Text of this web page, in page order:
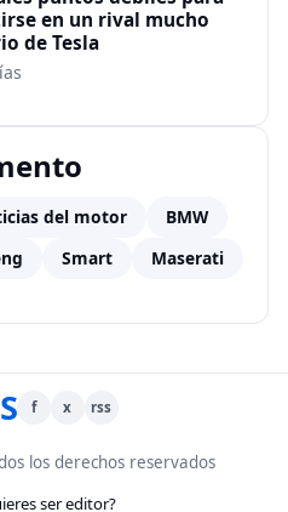
en un rival mucho
de Tesla
del motor
BMW
Smart Maserati
f x rss
los derechos reservados
ser editor?